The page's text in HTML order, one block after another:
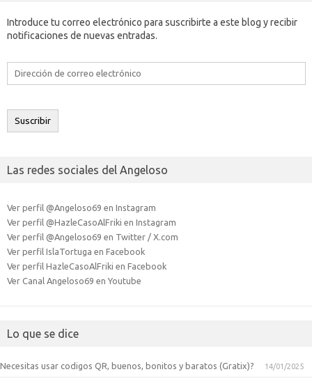
Introduce tu correo electrónico para suscribirte a este blog y recibir
notificaciones de nuevas entradas.
Dirección
electrónico
Suscribir
Las redes sociales del Angeloso
Ver perfil @Angeloso69 en Instagram
Ver perfil @HazleCasoAlFriki en Instagram
Ver perfil @Angeloso69 en Twitter / X.com
Ver perfil IslaTortuga en Facebook
Ver perfil HazleCasoAlFriki en Facebook
Ver Canal Angeloso69 en Youtube
Lo que se dice
Necesitas usar codigos QR, buenos, bonitos y baratos (Gratix)? 14/01/2025